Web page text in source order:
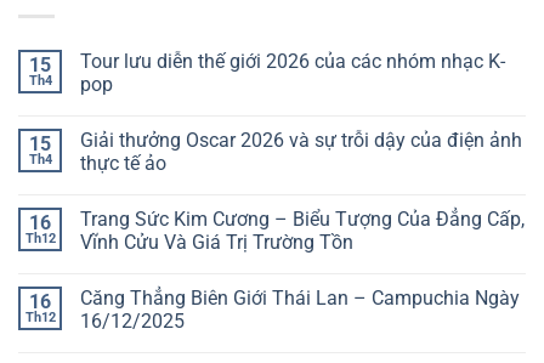
15
Th4
Tour lưu diễn thế giới 2026 của các nhóm nhạc K-
pop
15
Th4
Giải thưởng Oscar 2026 và sự trỗi dậy của điện ảnh
thực tế ảo
16
Th12
Trang Sức Kim Cương – Biểu Tượng Của Đẳng Cấp,
Vĩnh Cửu Và Giá Trị Trường Tồn
16
Th12
Căng Thẳng Biên Giới Thái Lan – Campuchia Ngày
16/12/2025